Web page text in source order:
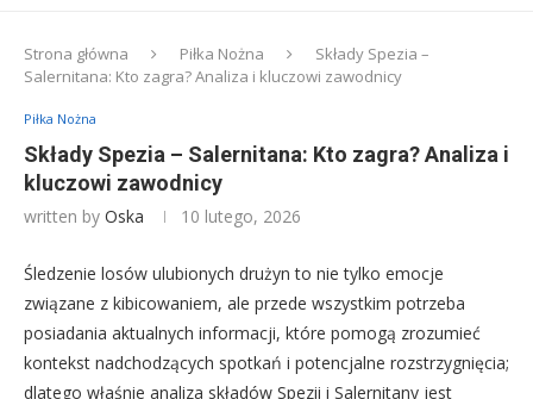
Strona główna Piłka Nożna
Składy Spezia –
Salernitana: Kto zagra? Analiza i kluczowi zawodnicy
Piłka Nożna
Składy Spezia – Salernitana: Kto zagra? Analiza i
kluczowi zawodnicy
written by Oska 10 lutego, 2026
Śledzenie losów ulubionych drużyn to nie tylko emocje
związane z kibicowaniem, ale przede wszystkim potrzeba
posiadania aktualnych informacji, które pomogą zrozumieć
kontekst nadchodzących spotkań i potencjalne rozstrzygnięcia;
dlatego właśnie analiza składów Spezii i Salernitany jest